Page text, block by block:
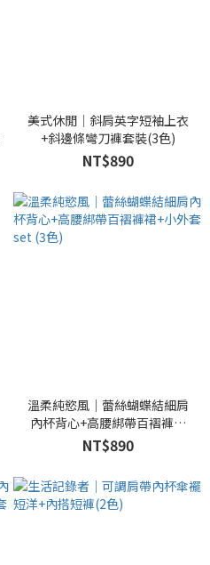
美式休閒｜斜肩英字短袖上衣
+斜邊條彎刀褲套裝(3色)
NT$890
溫柔純慾風｜蕾絲蝴蝶結細肩
內杯背心+高腰綁帶百褶褲裙
+小外套set (3色)
NT$890